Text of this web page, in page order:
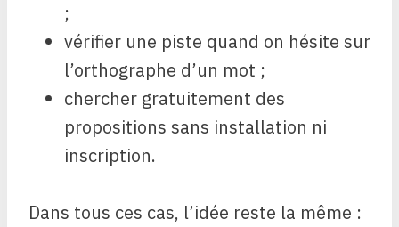
;
vérifier une piste quand on hésite sur
l’orthographe d’un mot ;
chercher gratuitement des
propositions sans installation ni
inscription.
Dans tous ces cas, l’idée reste la même :